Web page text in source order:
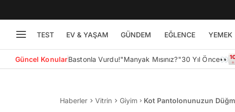
TEST EV & YAŞAM GÜNDEM EĞLENCE YEMEK
Güncel KonularBastonla Vurdu!"Manyak Mısınız?"30 Yıl Önce👀
Haberler Vitrin Giyim
Kot Pantolonunuzun